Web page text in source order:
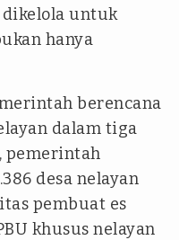
dikelola untuk
hanya
berencana
dalam tiga
pemerintah
desa nelayan
pembuat es
khusus nelayan